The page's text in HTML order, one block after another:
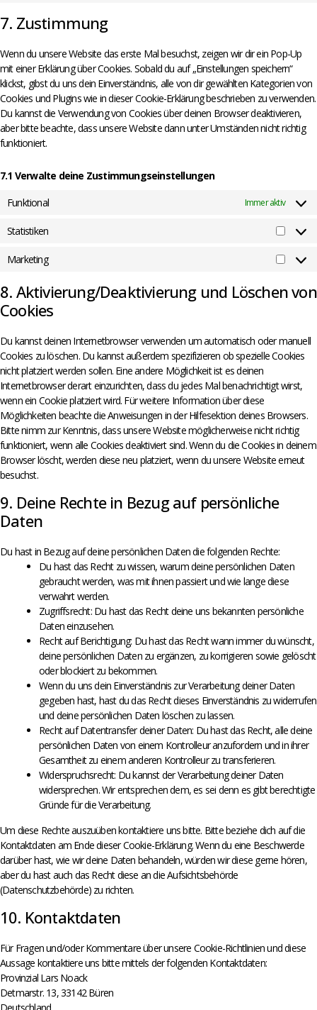
7. Zustimmung
Wenn du unsere Website das erste Mal besuchst, zeigen wir dir ein Pop-Up
mit einer Erklärung über Cookies. Sobald du auf „Einstellungen speichern“
klickst, gibst du uns dein Einverständnis, alle von dir gewählten Kategorien von
Cookies und Plugins wie in dieser Cookie-Erklärung beschrieben zu verwenden.
Du kannst die Verwendung von Cookies über deinen Browser deaktivieren,
aber bitte beachte, dass unsere Website dann unter Umständen nicht richtig
funktioniert.
7.1 Verwalte deine Zustimmungseinstellungen
Funktional
Immer aktiv
Statistiken
Marketing
8. Aktivierung/Deaktivierung und Löschen von
Cookies
Du kannst deinen Internetbrowser verwenden um automatisch oder manuell
Cookies zu löschen. Du kannst außerdem spezifizieren ob spezielle Cookies
nicht platziert werden sollen. Eine andere Möglichkeit ist es deinen
Internetbrowser derart einzurichten, dass du jedes Mal benachrichtigt wirst,
wenn ein Cookie platziert wird. Für weitere Information über diese
Möglichkeiten beachte die Anweisungen in der Hilfesektion deines Browsers.
Bitte nimm zur Kenntnis, dass unsere Website möglicherweise nicht richtig
funktioniert, wenn alle Cookies deaktiviert sind. Wenn du die Cookies in deinem
Browser löscht, werden diese neu platziert, wenn du unsere Website erneut
besuchst.
9. Deine Rechte in Bezug auf persönliche
Daten
Du hast in Bezug auf deine persönlichen Daten die folgenden Rechte:
Du hast das Recht zu wissen, warum deine persönlichen Daten
gebraucht werden, was mit ihnen passiert und wie lange diese
verwahrt werden.
Zugriffsrecht: Du hast das Recht deine uns bekannten persönliche
Daten einzusehen.
Recht auf Berichtigung: Du hast das Recht wann immer du wünscht,
deine persönlichen Daten zu ergänzen, zu korrigieren sowie gelöscht
oder blockiert zu bekommen.
Wenn du uns dein Einverständnis zur Verarbeitung deiner Daten
gegeben hast, hast du das Recht dieses Einverständnis zu widerrufen
und deine persönlichen Daten löschen zu lassen.
Recht auf Datentransfer deiner Daten: Du hast das Recht, alle deine
persönlichen Daten von einem Kontrolleur anzufordern und in ihrer
Gesamtheit zu einem anderen Kontrolleur zu transferieren.
Widerspruchsrecht: Du kannst der Verarbeitung deiner Daten
widersprechen. Wir entsprechen dem, es sei denn es gibt berechtigte
Gründe für die Verarbeitung.
Um diese Rechte auszuüben kontaktiere uns bitte. Bitte beziehe dich auf die
Kontaktdaten am Ende dieser Cookie-Erklärung. Wenn du eine Beschwerde
darüber hast, wie wir deine Daten behandeln, würden wir diese gerne hören,
aber du hast auch das Recht diese an die Aufsichtsbehörde
(Datenschutzbehörde) zu richten.
10. Kontaktdaten
Für Fragen und/oder Kommentare über unsere Cookie-Richtlinien und diese
Aussage kontaktiere uns bitte mittels der folgenden Kontaktdaten:
Provinzial Lars Noack
Detmarstr. 13, 33142 Büren